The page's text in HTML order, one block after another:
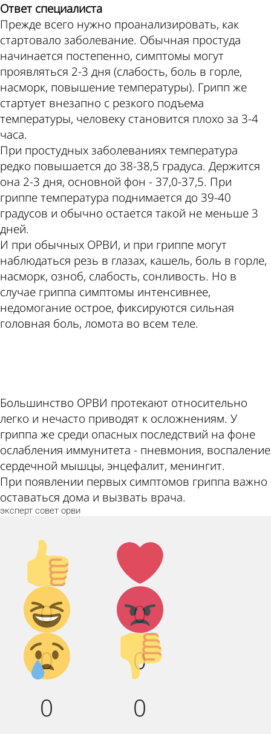
Ответ специалиста
Прежде всего нужно проанализировать, как
стартовало заболевание. Обычная простуда
начинается постепенно, симптомы могут
проявляться 2-3 дня (слабость, боль в горле,
насморк, повышение температуры). Грипп же
стартует внезапно с резкого подъема
температуры, человеку становится плохо за 3-4
часа.
При простудных заболеваниях температура
редко повышается до 38-38,5 градуса. Держится
она 2-3 дня, основной фон - 37,0-37,5. При
гриппе температура поднимается до 39-40
градусов и обычно остается такой не меньше 3
дней.
И при обычных ОРВИ, и при гриппе могут
наблюдаться резь в глазах, кашель, боль в горле,
насморк, озноб, слабость, сонливость. Но в
случае гриппа симптомы интенсивнее,
недомогание острое, фиксируются сильная
головная боль, ломота во всем теле.
Большинство ОРВИ протекают относительно
легко и нечасто приводят к осложнениям. У
гриппа же среди опасных последствий на фоне
ослабления иммунитета - пневмония, воспаление
сердечной мышцы, энцефалит, менингит.
При появлении первых симптомов гриппа важно
оставаться дома и вызвать врача.
эксперт совет орви
Палец
вверх!
0
Лайк!
0
Дикий
смех!
0
Агрессия!
0
Грусть :(
0
Палец
вниз!
0